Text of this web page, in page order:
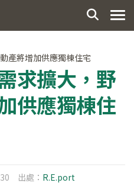
產將增加供應獨棟住宅
求擴大，野
供應獨棟住
出處： R.E.port